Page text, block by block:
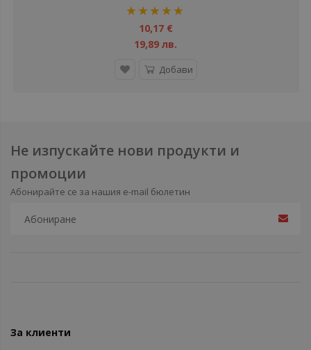
рейтинг:
% of100
10,17 €
19,89 лв.
Добави
Не изпускайте нови продукти и
промоции
Абонирайте се за нашия e-mail бюлетин
За клиенти